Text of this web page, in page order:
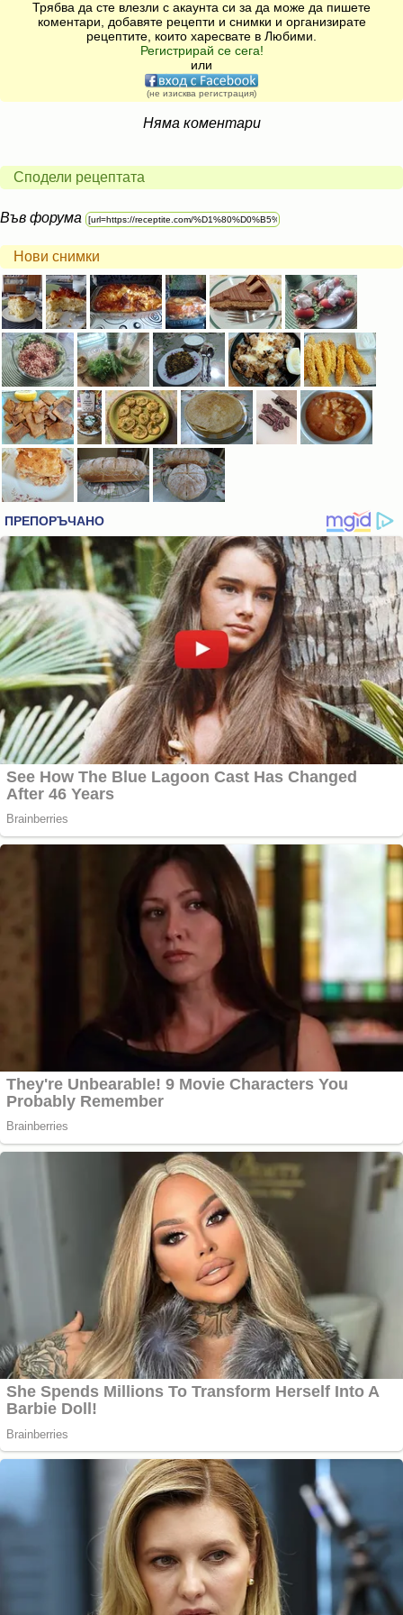
Трябва да сте влезли с акаунта си за да може да пишете
коментари, добавяте рецепти и снимки и организирате
рецептите, които харесвате в Любими.
Регистрирай се сега!
или
(не изисква регистрация)
Няма коментари
Сподели рецептата
Във форума
Нови снимки